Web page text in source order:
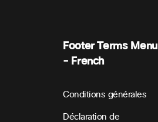
Footer Terms Menu
- French
Conditions générales
Déclaration de